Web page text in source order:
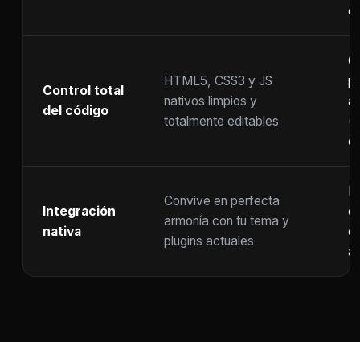
Control total
del código
HTML5, CSS3 y JS
nativos limpios y
totalmente editables
Integración
nativa
Convive en perfecta
armonía con tu tema y
plugins actuales